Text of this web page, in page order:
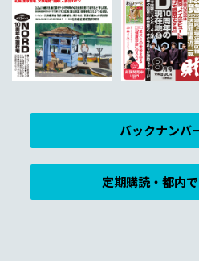
バックナンバ
定期購読・都内